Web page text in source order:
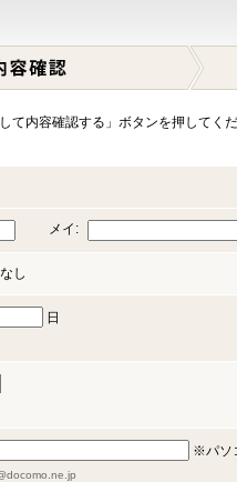
内容確認する」ボタンを押してくだ
メイ:
し
日
※パソ